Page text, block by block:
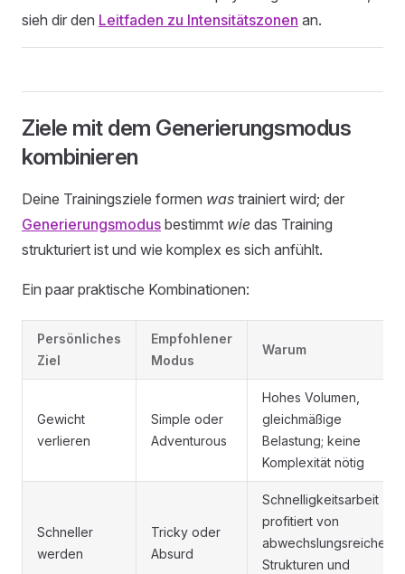
sieh dir den Leitfaden zu Intensitätszonen an.
Ziele mit dem Generierungsmodus
kombinieren
Deine Trainingsziele formen was trainiert wird; der
Generierungsmodus bestimmt wie das Training
strukturiert ist und wie komplex es sich anfühlt.
Ein paar praktische Kombinationen:
Persönliches
Ziel
Empfohlener
Modus
Warum
Gewicht
verlieren
Simple oder
Adventurous
Hohes Volumen,
gleichmäßige
Belastung; keine
Komplexität nötig
Schneller
werden
Tricky oder
Absurd
Schnelligkeitsarbeit
profitiert von
abwechslungsreichen
Strukturen und